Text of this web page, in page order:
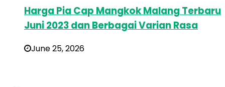
Harga Pia Cap Mangkok Malang Terbaru
Juni 2023 dan Berbagai Varian Rasa
June 25, 2026